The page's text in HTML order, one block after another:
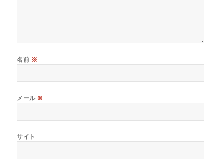
名前 ※
メール ※
サイト